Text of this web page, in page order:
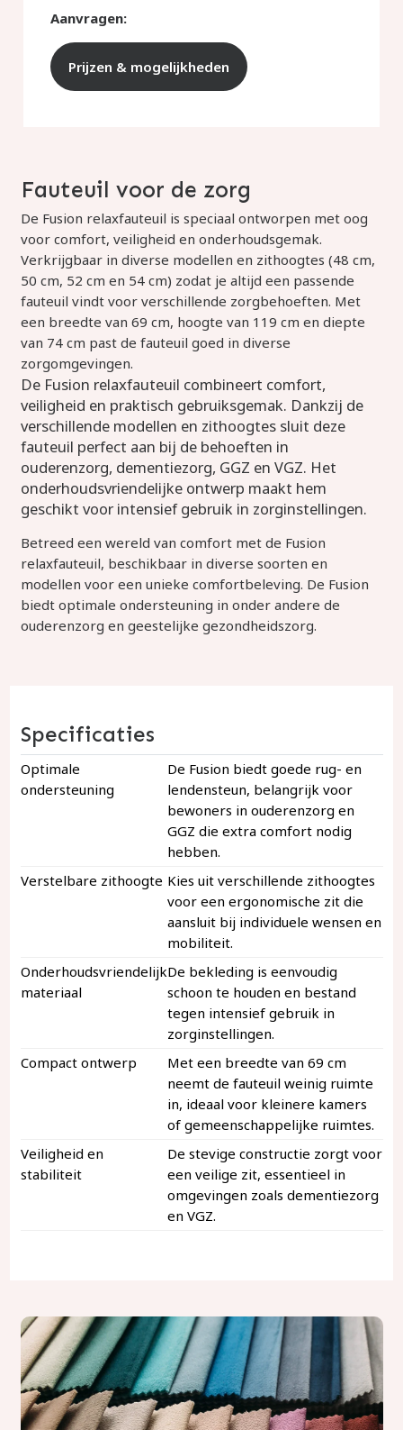
Aanvragen:
Prijzen & mogelijkheden
Fauteuil voor de zorg
De Fusion relaxfauteuil is speciaal ontworpen met oog
voor comfort, veiligheid en onderhoudsgemak.
Verkrijgbaar in diverse modellen en zithoogtes (48 cm,
50 cm, 52 cm en 54 cm) zodat je altijd een passende
fauteuil vindt voor verschillende zorgbehoeften. Met
een breedte van 69 cm, hoogte van 119 cm en diepte
van 74 cm past de fauteuil goed in diverse
zorgomgevingen.
De Fusion relaxfauteuil combineert comfort,
veiligheid en praktisch gebruiksgemak. Dankzij de
verschillende modellen en zithoogtes sluit deze
fauteuil perfect aan bij de behoeften in
ouderenzorg, dementiezorg, GGZ en VGZ. Het
onderhoudsvriendelijke ontwerp maakt hem
geschikt voor intensief gebruik in zorginstellingen.
Betreed een wereld van comfort met de Fusion
relaxfauteuil, beschikbaar in diverse soorten en
modellen voor een unieke comfortbeleving. De Fusion
biedt optimale ondersteuning in onder andere de
ouderenzorg en geestelijke gezondheidszorg.
Specificaties
Optimale
ondersteuning
De Fusion biedt goede rug- en
lendensteun, belangrijk voor
bewoners in ouderenzorg en
GGZ die extra comfort nodig
hebben.
Verstelbare zithoogte Kies uit verschillende zithoogtes
voor een ergonomische zit die
aansluit bij individuele wensen en
mobiliteit.
Onderhoudsvriendelijk
materiaal
De bekleding is eenvoudig
schoon te houden en bestand
tegen intensief gebruik in
zorginstellingen.
Compact ontwerp
Met een breedte van 69 cm
neemt de fauteuil weinig ruimte
in, ideaal voor kleinere kamers
of gemeenschappelijke ruimtes.
Veiligheid en
stabiliteit
De stevige constructie zorgt voor
een veilige zit, essentieel in
omgevingen zoals dementiezorg
en VGZ.